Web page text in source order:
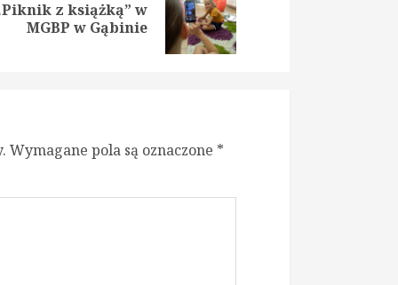
z książką” w
MGBP w Gąbinie
Wymagane pola są oznaczone *